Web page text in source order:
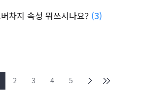
차지 속성 뭐쓰시나요? (3)
2 3 4 5